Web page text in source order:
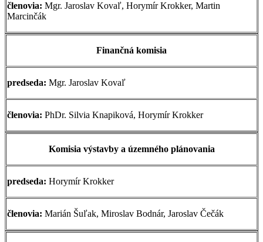
členovia: Mgr. Jaroslav Kovaľ, Horymír Krokker, Martin
Marcinčák
Finančná komisia
predseda: Mgr. Jaroslav Kovaľ
členovia: PhDr. Silvia Knapiková, Horymír Krokker
Komisia výstavby a územného plánovania
predseda: Horymír Krokker
členovia: Marián Šuľak, Miroslav Bodnár, Jaroslav Čečák